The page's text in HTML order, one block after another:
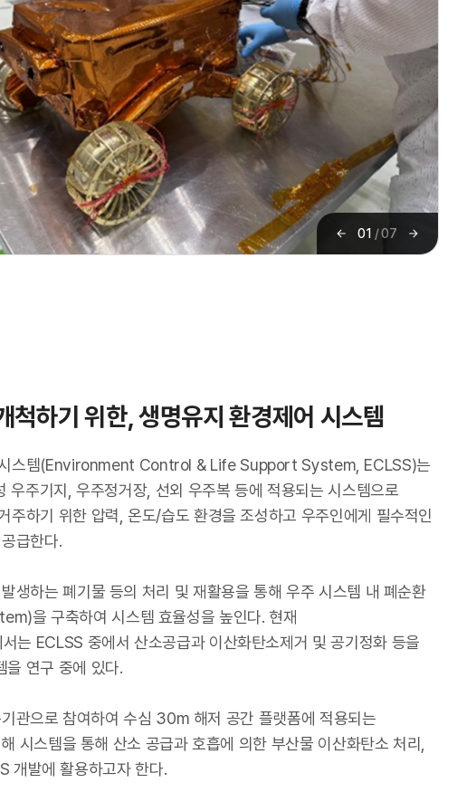
이
전
01 /07
다
음
척하기 위한, 생명유지 환경제어 시스템
시스템(Environment Control & Life Support System, ECLSS)는
우주기지, 우주정거장, 선외 우주복 등에 적용되는 시스템으로
주하기 위한 압력, 온도/습도 환경을 조성하고 우주인에게 필수적인
급한다.
생하는 폐기물 등의 처리 및 재활용을 통해 우주 시스템 내 폐순환
을 구축하여 시스템 효율성을 높인다. 현재
는 ECLSS 중에서 산소공급과 이산화탄소제거 및 공기정화 등을
을 연구 중에 있다.
관으로 참여하여 수심 30m 해저 공간 플랫폼에 적용되는
시스템을 통해 산소 공급과 호흡에 의한 부산물 이산화탄소 처리,
개발에 활용하고자 한다.